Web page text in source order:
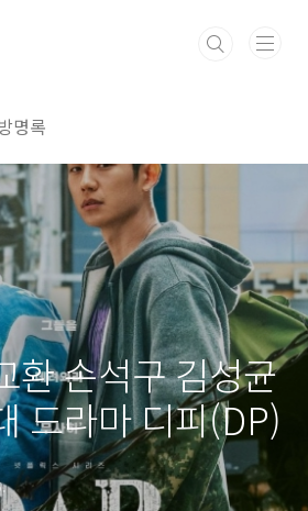
방명록
환 손석구 김성균
드라마 디피(DP)